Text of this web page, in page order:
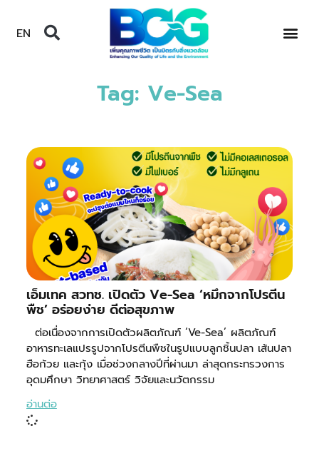
EN
Tag: Ve-Sea
เอ็มเทค สวทช. เปิดตัว Ve-Sea ‘หมึกจากโปรตีน
พืช’ อร่อยง่าย ดีต่อสุขภาพ
ต่อเนื่องจากการเปิดตัวผลิตภัณฑ์ ‘Ve-Sea’ ผลิตภัณฑ์
อาหารทะเลแปรรูปจากโปรตีนพืชในรูปแบบลูกชิ้นปลา เส้นปลา
ฮือก้วย และกุ้ง เมื่อช่วงกลางปีที่ผ่านมา ล่าสุดกระทรวงการ
อุดมศึกษา วิทยาศาสตร์ วิจัยและนวัตกรรม
อ่านต่อ